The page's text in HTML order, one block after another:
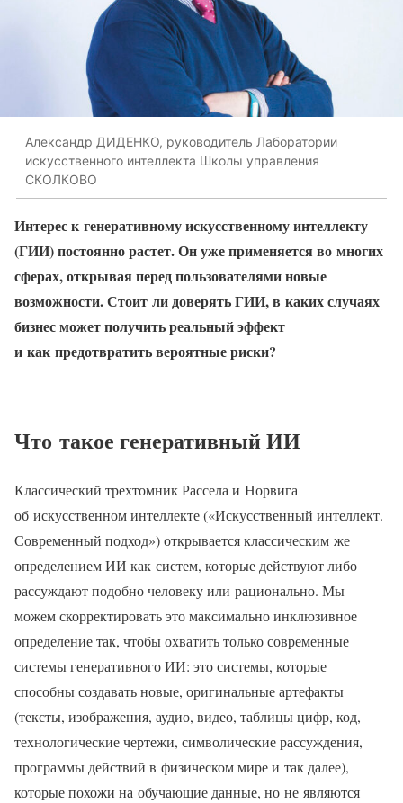
Александр ДИДЕНКО, руководитель Лаборатории
искусственного интеллекта Школы управления
СКОЛКОВО
Интерес к генеративному искусственному интеллекту
(ГИИ) постоянно растет. Он уже применяется во многих
сферах, открывая перед пользователями новые
возможности. Стоит ли доверять ГИИ, в каких случаях
бизнес может получить реальный эффект
и как предотвратить вероятные риски?
Что такое генеративный ИИ
Классический трехтомник Рассела и Норвига
об искусственном интеллекте («Искусственный интеллект.
Современный подход») открывается классическим же
определением ИИ как систем, которые действуют либо
рассуждают подобно человеку или рационально. Мы
можем скорректировать это максимально инклюзивное
определение так, чтобы охватить только современные
системы генеративного ИИ: это системы, которые
способны создавать новые, оригинальные артефакты
(тексты, изображения, аудио, видео, таблицы цифр, код,
технологические чертежи, символические рассуждения,
программы действий в физическом мире и так далее),
которые похожи на обучающие данные, но не являются